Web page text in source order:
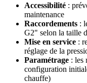
Accessibilité :
maintenance
Raccordements :
G2" selon la taille
Mise en service :
réglage de la
Paramétrage : les
configuration
chauffe)